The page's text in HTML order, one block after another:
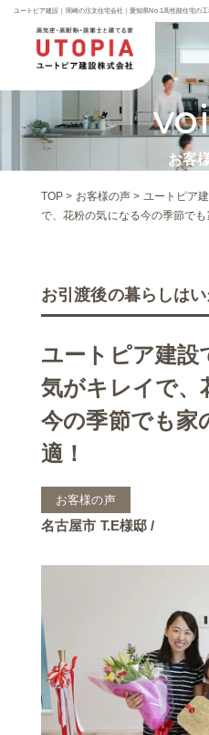
ユートピア建設｜岡崎の注文住宅会社｜愛知県No.1高性能住宅の工
お客
TOP > お客様の声 > ユートピア
で、花粉の気になる今の季節でも
お引渡後の暮らしは
ユートピア建設
気がキレイで、
今の季節でも家
適！
お客様の声
名古屋市 T.E様邸 /